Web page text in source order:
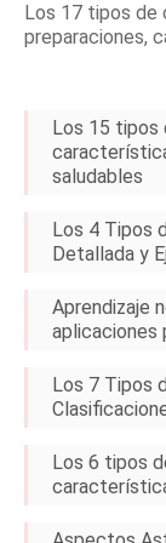
Los 17 tipos de
preparaciones,
Los 15 tipos
saludables
Los 4 Tipos
Detallada y
Aprendizaje
aplicaciones
Los 7 Tipos
Los 6 tipos